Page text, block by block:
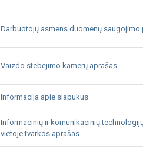
Darbuotojų asmens duomenų saugojimo
Vaizdo stebėjimo kamerų aprašas
Informacija apie slapukus
Informacinių ir komunikacinių
vietoje tvarkos aprašas